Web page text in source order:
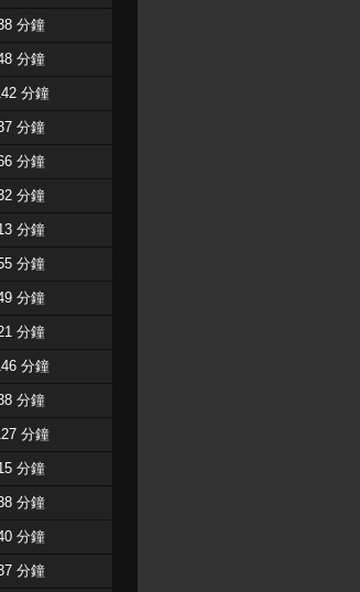
分鐘
分鐘
分鐘
分鐘
分鐘
分鐘
分鐘
分鐘
分鐘
分鐘
分鐘
分鐘
分鐘
分鐘
分鐘
分鐘
分鐘